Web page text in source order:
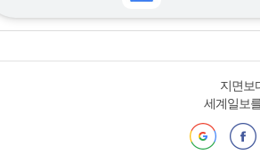
지면보
세계일보